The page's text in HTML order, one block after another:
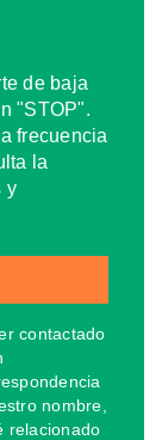
de baja
"STOP".
frecuencia
la
y
contactado
nombre,
relacionado